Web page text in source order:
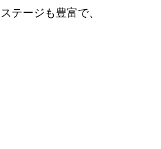
ステージも豊富で、